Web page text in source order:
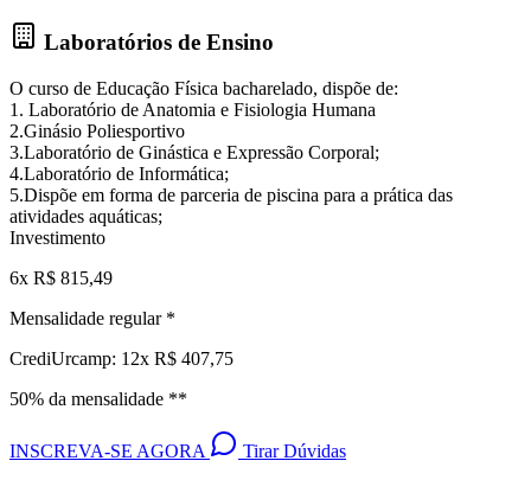
Laboratórios de Ensino
O curso de Educação Física bacharelado, dispõe de:
1. Laboratório de Anatomia e Fisiologia Humana
2.Ginásio Poliesportivo
3.Laboratório de Ginástica e Expressão Corporal;
4.Laboratório de Informática;
5.Dispõe em forma de parceria de piscina para a prática das
atividades aquáticas;
Investimento
6x R$ 815,49
Mensalidade regular *
CrediUrcamp: 12x R$ 407,75
50% da mensalidade **
INSCREVA-SE AGORA
Tirar Dúvidas